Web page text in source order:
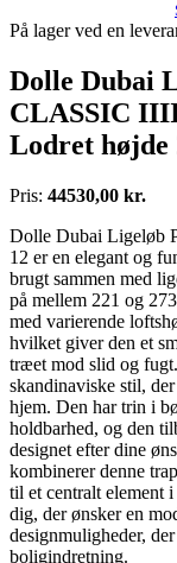
På lager ved en
Dolle Dubai
CLASSIC
Lodret højde
Pris: 44530,00 kr.
Dolle Dubai Ligeløb
12 er en elegant og
brugt sammen med
på mellem 221 og
med varierende
hvilket giver den et
træet mod slid og
skandinaviske stil,
hjem. Den har trin i
holdbarhed, og den
designet efter dine
kombinerer denne
til et centralt element
dig, der ønsker en
designmuligheder,
boligindretning.